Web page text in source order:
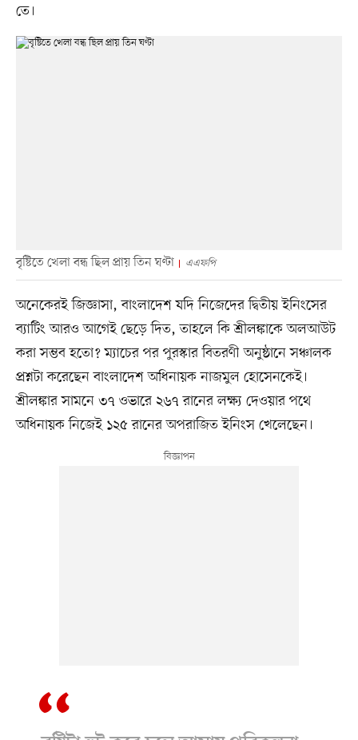
তে।
বৃষ্টিতে খেলা বন্ধ ছিল প্রায় তিন ঘণ্টা এএফপি
অনেকেরই জিজ্ঞাসা, বাংলাদেশ যদি নিজেদের দ্বিতীয় ইনিংসের
ব্যাটিং আরও আগেই ছেড়ে দিত, তাহলে কি শ্রীলঙ্কাকে অলআউট
করা সম্ভব হতো? ম্যাচের পর পুরস্কার বিতরণী অনুষ্ঠানে সঞ্চালক
প্রশ্নটা করেছেন বাংলাদেশ অধিনায়ক নাজমুল হোসেনকেই।
শ্রীলঙ্কার সামনে ৩৭ ওভারে ২৬৭ রানের লক্ষ্য দেওয়ার পথে
অধিনায়ক নিজেই ১২৫ রানের অপরাজিত ইনিংস খেলেছেন।